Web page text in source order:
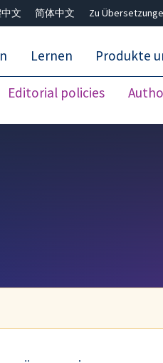
文 简体中文 Zu
Lernen Produkte
Editorial policies